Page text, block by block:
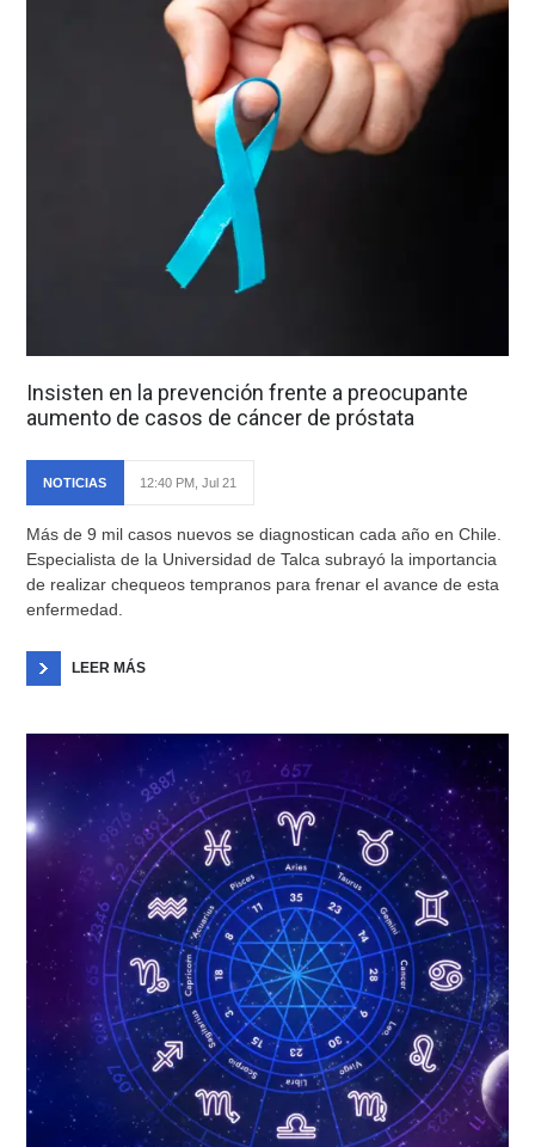
Insisten en la prevención frente a preocupante
aumento de casos de cáncer de próstata
NOTICIAS 12:40 PM, Jul 21
Más de 9 mil casos nuevos se diagnostican cada año en Chile.
Especialista de la Universidad de Talca subrayó la importancia
de realizar chequeos tempranos para frenar el avance de esta
enfermedad.
LEER MÁS